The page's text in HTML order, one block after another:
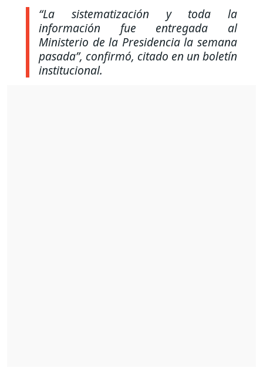
“La sistematización y toda la
información fue entregada al
Ministerio de la Presidencia la semana
pasada”, confirmó, citado en un boletín
institucional.